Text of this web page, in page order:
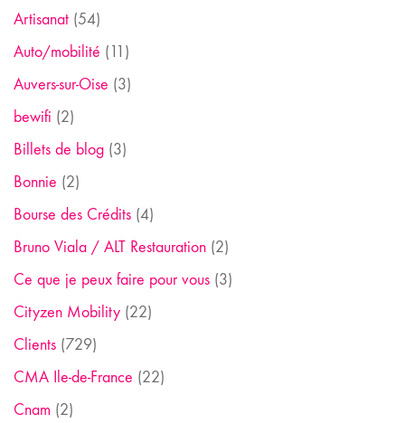
Artisanat (54)
Auto/mobilité (11)
Auvers-sur-Oise (3)
bewifi (2)
Billets de blog (3)
Bonnie (2)
Bourse des Crédits (4)
Bruno Viala / ALT Restauration (2)
Ce que je peux faire pour vous (3)
Cityzen Mobility (22)
Clients (729)
CMA Ile-de-France (22)
Cnam (2)